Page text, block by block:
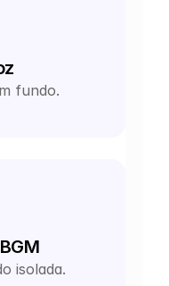
fundo.
isolada.